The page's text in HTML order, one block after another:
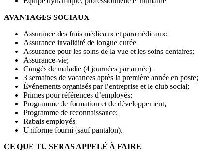
AVANTAGES SOCIAUX
Assurance des frais médicaux et paramédicaux;
Assurance invalidité de longue durée;
Assurance pour les soins de la vue et les soins dentaires;
Assurance-vie;
Congés de maladie (4 journées par année);
3 semaines de vacances après la première année en poste;
Événements organisés par l’entreprise et le club social;
Primes pour références d’employés;
Programme de formation et de développement;
Programme de reconnaissance;
Rabais employés;
Uniforme fourni (sauf pantalon).
CE QUE TU SERAS APPELÉ À FAIRE